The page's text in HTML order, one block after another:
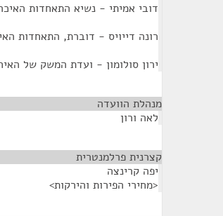
דובי אמיתי - נשיא התאחדות
רונה דייויס - דוברת, התאחדות
ירון סולומון - ועדת המשק של
מנהלת הוועדה
לאה ורון
קצרנית פרלמנטרית
יפה קרינצה
<מחירי הפירות והירקות>